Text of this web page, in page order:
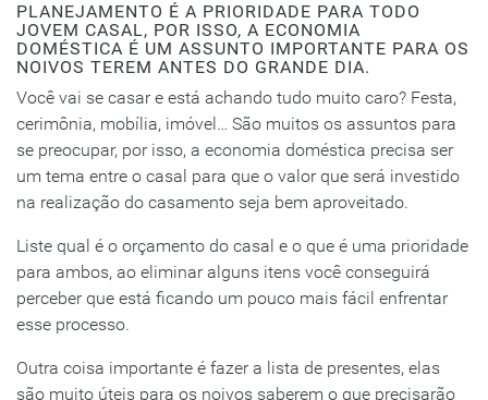
PLANEJAMENTO É A PRIORIDADE PARA TODO
JOVEM CASAL, POR ISSO, A ECONOMIA
DOMÉSTICA É UM ASSUNTO IMPORTANTE PARA OS
NOIVOS TEREM ANTES DO GRANDE DIA.
Você vai se casar e está achando tudo muito caro? Festa,
cerimônia, mobília, imóvel… São muitos os assuntos para
se preocupar, por isso, a economia doméstica precisa ser
um tema entre o casal para que o valor que será investido
na realização do casamento seja bem aproveitado.
Liste qual é o orçamento do casal e o que é uma prioridade
para ambos, ao eliminar alguns itens você conseguirá
perceber que está ficando um pouco mais fácil enfrentar
esse processo.
Outra coisa importante é fazer a lista de presentes, elas
são muito úteis para os noivos saberem o que precisarão